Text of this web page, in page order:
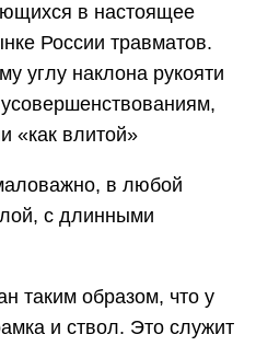
в настоящее
России травматов.
углу наклона рукояти
«как влитой»
в любой
с длинными
таким образом, что у
и ствол. Это служит